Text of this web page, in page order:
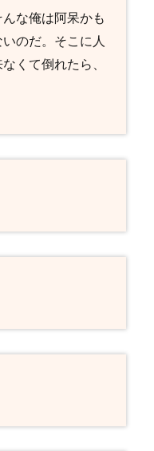
な俺は阿呆かも
のだ。そこに人
くて倒れたら、